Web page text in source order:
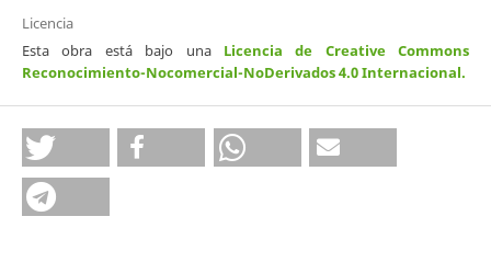
Licencia
Esta obra está bajo una Licencia de Creative Commons
Reconocimiento-Nocomercial-NoDerivados 4.0 Internacional.